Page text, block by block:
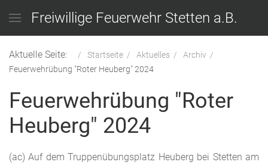
Freiwillige Feuerwehr Stetten a.B.
Aktuelle Seite: Startseite Aktuelles
Archiv
Feuerwehrübung "Roter Heuberg" 2024
Feuerwehrübung "Roter
Heuberg" 2024
(ac) Auf dem Truppenübungsplatz Heuberg bei Stetten am